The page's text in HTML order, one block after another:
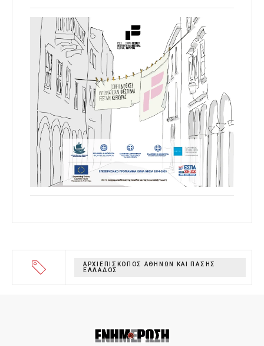
ΑΡΧΙΕΠΙΣΚΟΠΟΣ ΑΘΗΝΩΝ ΚΑΙ ΠΑΣΗΣ
ΕΛΛΑΔΟΣ